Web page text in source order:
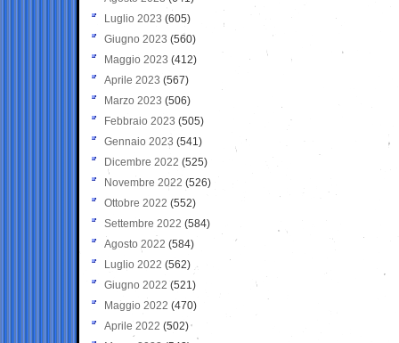
Luglio 2023 (605)
Giugno 2023 (560)
Maggio 2023 (412)
Aprile 2023 (567)
Marzo 2023 (506)
Febbraio 2023 (505)
Gennaio 2023 (541)
Dicembre 2022 (525)
Novembre 2022 (526)
Ottobre 2022 (552)
Settembre 2022 (584)
Agosto 2022 (584)
Luglio 2022 (562)
Giugno 2022 (521)
Maggio 2022 (470)
Aprile 2022 (502)